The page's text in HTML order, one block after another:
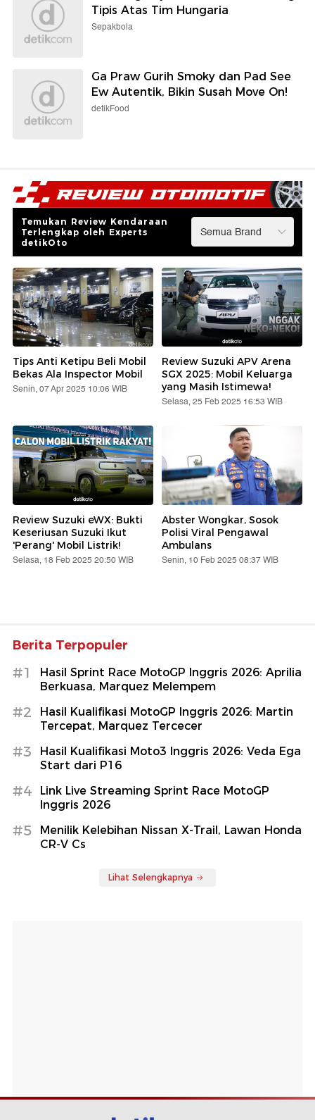
Tipis Atas Tim Hungaria
Sepakbola
Ga Praw Gurih Smoky dan Pad See
Ew Autentik, Bikin Susah Move On!
detikFood
Temukan Review Kendaraan
Terlengkap oleh Experts
detikOto
Tips Anti Ketipu Beli Mobil
Bekas Ala Inspector Mobil
Senin, 07 Apr 2025 10:06 WIB
Review Suzuki APV Arena
SGX 2025: Mobil Keluarga
yang Masih Istimewa!
Selasa, 25 Feb 2025 16:53 WIB
Review Suzuki eWX: Bukti
Keseriusan Suzuki Ikut
'Perang' Mobil Listrik!
Selasa, 18 Feb 2025 20:50 WIB
Abster Wongkar, Sosok
Polisi Viral Pengawal
Ambulans
Senin, 10 Feb 2025 08:37 WIB
Berita Terpopuler
#1
Hasil Sprint Race MotoGP Inggris 2026: Aprilia
Berkuasa, Marquez Melempem
#2
Hasil Kualifikasi MotoGP Inggris 2026: Martin
Tercepat, Marquez Tercecer
#3
Hasil Kualifikasi Moto3 Inggris 2026: Veda Ega
Start dari P16
#4
Link Live Streaming Sprint Race MotoGP
Inggris 2026
#5
Menilik Kelebihan Nissan X-Trail, Lawan Honda
CR-V Cs
Lihat Selengkapnya